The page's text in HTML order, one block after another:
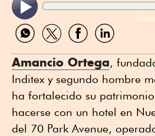
Compartir
por
Compartir
por
Compartir
por
Compartir
por
Amancio Ortega,
Inditex y segundo hombre
ha fortalecido su
hacerse con un hotel en
del 70 Park Avenue,